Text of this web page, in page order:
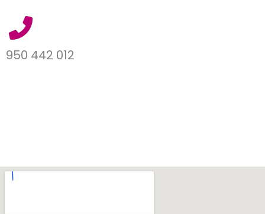
950 442 012